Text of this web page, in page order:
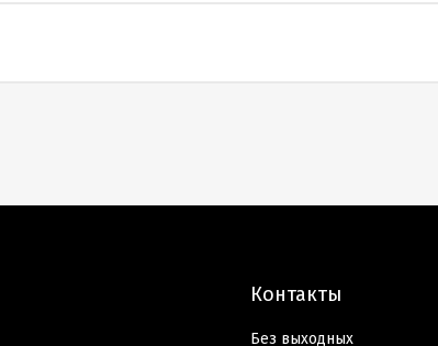
Контакты
Без выходных